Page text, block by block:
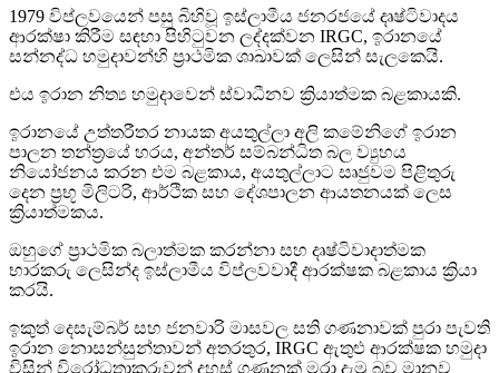
1979 විප්ලවයෙන් පසු බිහිවූ ඉස්ලාමීය ජනරජයේ දෘෂ්ටිවාදය
ආරක්ෂා කිරීම සඳහා පිහිටුවන ලද්දක්වන IRGC, ඉරානයේ
සන්නද්ධ හමුදාවන්හි ප්‍රාථමික ශාඛාවක් ලෙසින් සැලකෙයි.
එය ඉරාන නිත්‍ය හමුදාවෙන් ස්වාධීනව ක්‍රියාත්මක බළකායකි.
ඉරානයේ උත්තරීතර නායක අයතුල්ලා අලි කමේනිගේ ඉරාන
පාලන තන්ත්‍රයේ හරය, අන්තර් සම්බන්ධිත බල ව්‍යුහය
නියෝජනය කරන එම බළකාය, අයතුල්ලාට සෘජුවම පිළිතුරු
දෙන ප්‍රභූ මිලිටරි, ආර්ථික සහ දේශපාලන ආයතනයක් ලෙස
ක්‍රියාත්මකය.
ඔහුගේ ප්‍රාථමික බලාත්මක කරන්නා සහ දෘෂ්ටිවාදාත්මක
භාරකරු ලෙසින්ද ඉස්ලාමීය විප්ලවවාදී ආරක්ෂක බළකාය ක්‍රියා
කරයි.
ඉකුත් දෙසැම්බර් සහ ජනවාරි මාසවල සති ගණනාවක් පුරා පැවති
ඉරාන නොසන්සුන්තාවන් අතරතුර, IRGC ඇතුළු ආරක්ෂක හමුදා
විසින් විරෝධතාකරුවන් දහස් ගණනක් මරා දැමූ බව මානව